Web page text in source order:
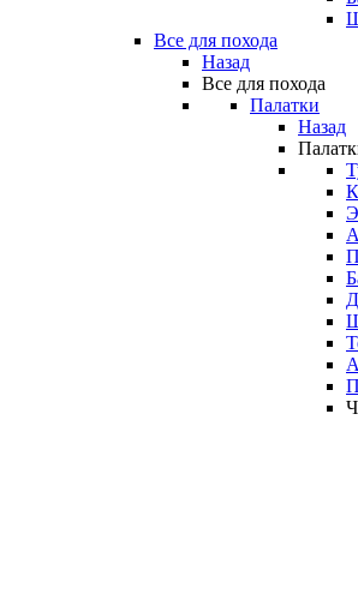
Все для похода
Назад
Все для похода
Палатки
Назад